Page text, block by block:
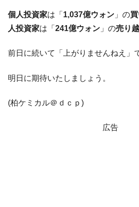
『Money1』
韓国政府『BYD』車
は韓国で『BYD』車は売れている。6
ドを掲げる「在韓反米勢力」
『Money1』
韓国政府「2035年まで
ータセンター整備」⇒ だから無理だっ
JPモルガン「韓国レ
個人投資家は「 1,037億ウォン 」の
人投資家は「 241億ウォン 」の売り
前日に続いて「上がりませんねえ」
明日に期待いたしましょう。
(柏ケミカル＠ｄｃｐ)
広告